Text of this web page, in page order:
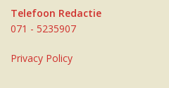
Telefoon Redactie
071 - 5235907
Privacy Policy